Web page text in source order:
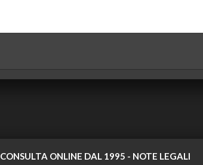
CONSULTA ONLINE DAL 1995 - NOTE LEGALI